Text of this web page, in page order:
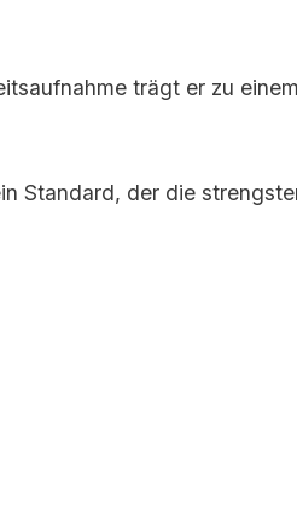
trägt er zu
Standard, der die